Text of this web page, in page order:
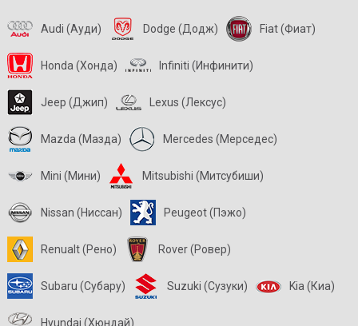
Audi (Ауди) Dodge (Додж) Fiat (Фиат)
Honda (Хонда) Infiniti (Инфинити)
Jeep (Джип) Lexus (Лексус)
Mazda (Мазда) Mercedes (Мерседес)
Mini (Мини) Mitsubishi (Митсубиши)
Nissan (Ниссан) Peugeot (Пэжо)
Renualt (Рено) Rover (Ровер)
Subaru (Субару) Suzuki (Сузуки) Kia (Киа)
Hyundai (Хюндай)